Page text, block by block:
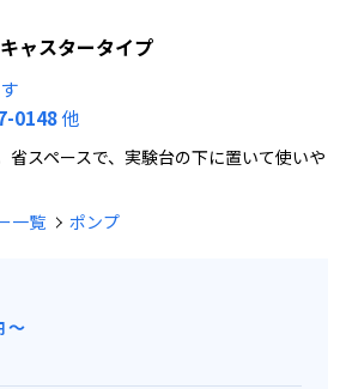
ャスタータイプ
0148他
省スペースで、実験台の下に置いて使いや
一覧 ポンプ
～